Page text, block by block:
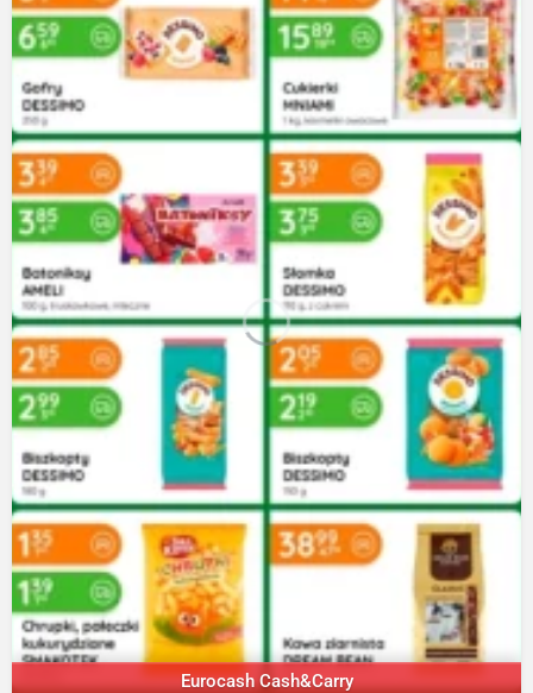
Eurocash Cash&Carry